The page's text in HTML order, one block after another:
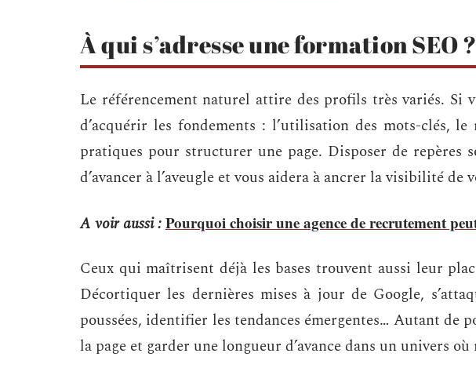
À qui s’adresse une formation SEO ?
Le référencement naturel attire des profils très variés. Si
d’acquérir les fondements : l’utilisation des mots-clés,
pratiques pour structurer une page. Disposer de repères
d’avancer à l’aveugle et vous aidera à ancrer la visibilité de
A voir aussi :Pourquoi choisir une agence de recrutement
Ceux qui maîtrisent déjà les bases trouvent aussi leur
Décortiquer les dernières mises à jour de Google,
poussées, identifier les tendances émergentes… Autant de
la page et garder une longueur d’avance dans un univers où